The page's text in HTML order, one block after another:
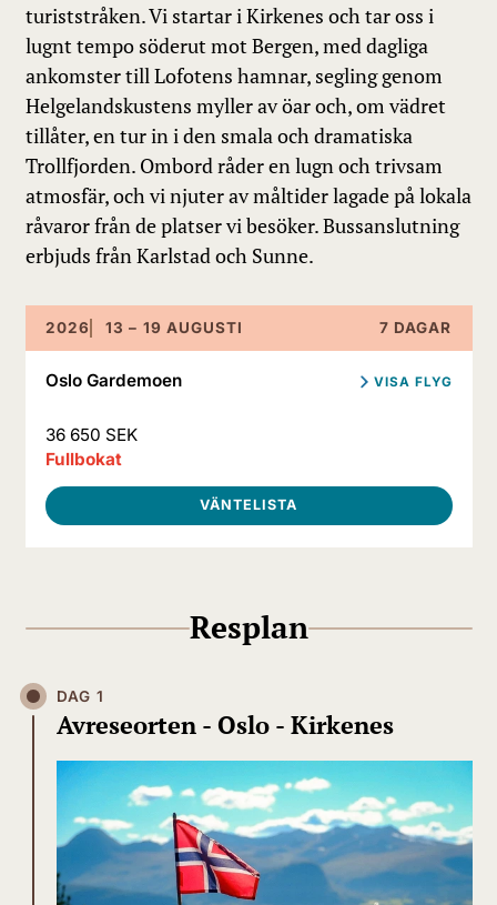
turiststråken. Vi startar i Kirkenes och tar oss i
lugnt tempo söderut mot Bergen, med dagliga
ankomster till Lofotens hamnar, segling genom
Helgelandskustens myller av öar och, om vädret
tillåter, en tur in i den smala och dramatiska
Trollfjorden. Ombord råder en lugn och trivsam
atmosfär, och vi njuter av måltider lagade på lokala
råvaror från de platser vi besöker. Bussanslutning
erbjuds från Karlstad och Sunne.
2026 13 – 19 AUGUSTI 7 DAGAR
Oslo Gardemoen VISA FLYG
13 augusti 18:25 - 20:30
Bergen - Oslo Gardemoen
19 augusti 18:25 - 19:15
36 650 SEK
Fullbokat
VÄNTELISTA
Resplan
DAG 1
Avreseorten - Oslo - Kirkenes